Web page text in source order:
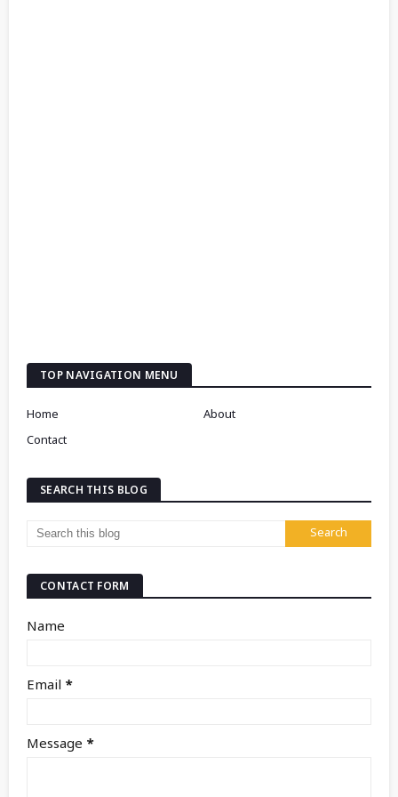
TOP NAVIGATION MENU
Home
About
Contact
SEARCH THIS BLOG
CONTACT FORM
Name
Email *
Message *